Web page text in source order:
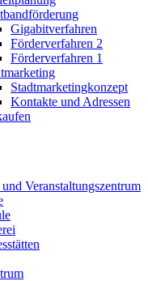
Gigabitverfahren
Förderverfahren 2
Förderverfahren 1
Stadtmarketingkonzept
Kontakte und Adressen
Veranstaltungszentrum